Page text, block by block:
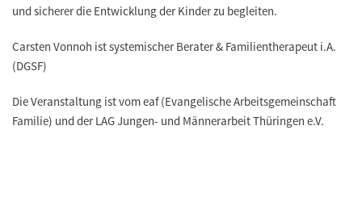
und sicherer die Entwicklung der Kinder zu begleiten.
Carsten Vonnoh ist systemischer Berater & Familientherapeut i.A.
(DGSF)
Die Veranstaltung ist vom eaf (Evangelische Arbeitsgemeinschaft
Familie) und der LAG Jungen- und Männerarbeit Thüringen e.V.